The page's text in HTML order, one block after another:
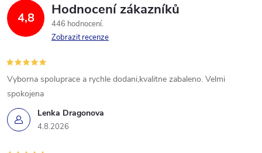
4,8 Hodnocení zákazníků
446 hodnocení
Zobrazit recenze
Lenka Dragonova
4.8.2026
Vyborna spoluprace a rychle dodani,kvalitne zabaleno. Velmi
spokojena